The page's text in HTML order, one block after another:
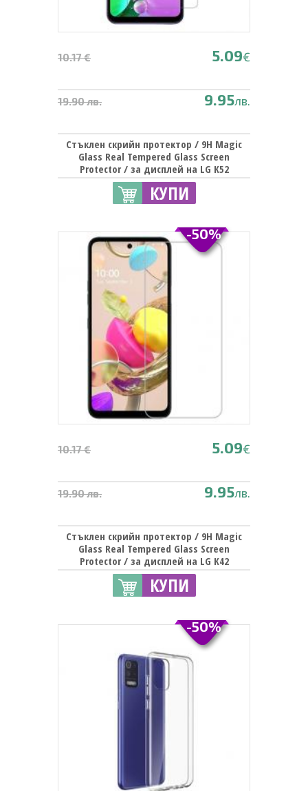
10.17 € 5.09€
19.90 лв. 9.95лв.
Стъклен скрийн протектор / 9H Magic
Glass Real Tempered Glass Screen
Protector / за дисплей на LG K52
КУПИ
10.17 € 5.09€
19.90 лв. 9.95лв.
Стъклен скрийн протектор / 9H Magic
Glass Real Tempered Glass Screen
Protector / за дисплей на LG K42
КУПИ
-50%
-50%